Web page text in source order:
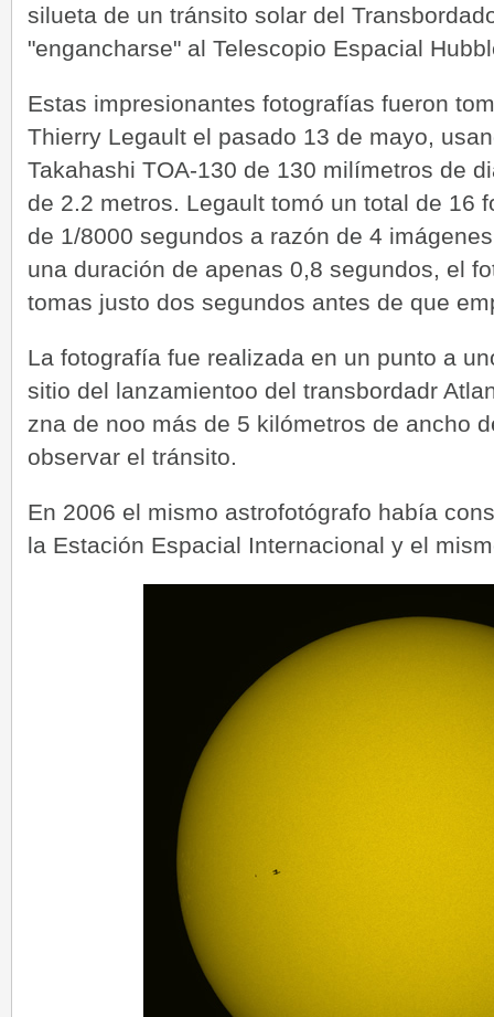
silueta de un tránsito solar del
"engancharse" al Telescopio Espacial
Estas impresionantes fotografías fueron
Thierry Legault el pasado 13 de mayo,
Takahashi TOA-130 de 130 milímetros de
de 2.2 metros. Legault tomó un total de 16
de 1/8000 segundos a razón de 4
una duración de apenas 0,8 segundos, el
tomas justo dos segundos antes de que
La fotografía fue realizada en un punto a
sitio del lanzamientoo del transbordadr
zna de noo más de 5 kilómetros de ancho
observar el tránsito.
En 2006 el mismo astrofotógrafo había
la Estación Espacial Internacional y el